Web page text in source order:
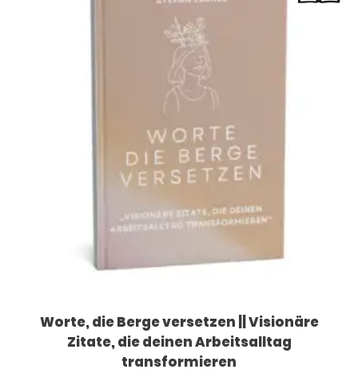
Worte, die Berge versetzen || Visionäre
Zitate, die deinen Arbeitsalltag
transformieren